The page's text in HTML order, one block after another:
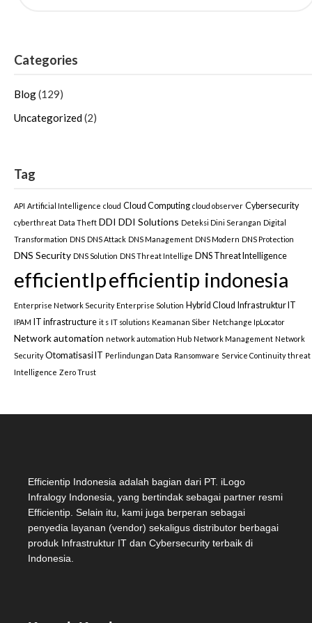
Categories
Blog(129)
Uncategorized(2)
Tag
API Artificial Intelligence cloud Cloud Computing cloud observer Cybersecurity
cyberthreat Data Theft DDI DDI Solutions Deteksi Dini Serangan Digital
Transformation DNS DNS Attack DNS Management DNS Modern DNS Protection
DNS Security DNS Solution DNS Threat Intellige DNS Threat Intelligence
efficientIpefficientip indonesia
Enterprise Network Security Enterprise Solution Hybrid Cloud Infrastruktur IT
IPAM IT infrastructure it s IT solutions Keamanan Siber Netchange IpLocator
Network automation network automation Hub Network Management Network
Security Otomatisasi IT Perlindungan Data Ransomware Service Continuity threat
Intelligence Zero Trust
Efficientip Indonesia adalah bagian dari PT. iLogo
Infralogy Indonesia, yang bertindak sebagai partner resmi
Efficientip. Selain itu, kami juga berperan sebagai
penyedia layanan (vendor) sekaligus distributor berbagai
produk Infrastruktur IT dan Cybersecurity terbaik di
Indonesia.